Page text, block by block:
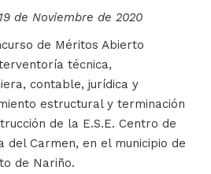
de Noviembre de 2020
de Méritos Abierto
técnica,
contable, jurídica y
estructural y terminación
de la E.S.E. Centro de
del Carmen, en el municipio de
de Nariño.